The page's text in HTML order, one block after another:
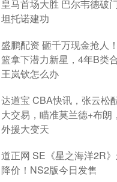
皇马首场大胜 巴尔韦德破
坦托诺建功
盛鹏配资 砸千万现金抢人
篮拿下潜力新星，4年B类
王岚钦怎么办
达道宝 CBA快讯，张云松
大交易，瞄准莫兰德+布朗
外援大变天
道正网 SE《星之海洋2R》
降价！NS2版今日发售